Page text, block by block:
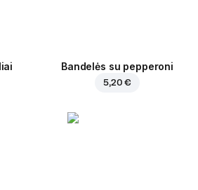
Bandelės su pepperoni
5,20 €